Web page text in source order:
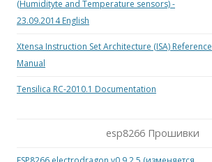
(Humidityte and Temperature sensors) -
23.09.2014 English
Xtensa Instruction Set Architecture (ISA) Reference
Manual
Tensilica RC-2010.1 Documentation
esp8266 Прошивки